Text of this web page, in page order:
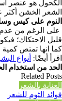
الكحول هو عنصر
الشعر الخشن أكثر
النوم على كيس
على الرغم من عدم
قليل الاحتكاك؛
كما انها تمتص
اقرأ أيضًا: أنواع
الحد من استخدام
Related Posts
العناية بالشعر
فوائد الثوم للشعر